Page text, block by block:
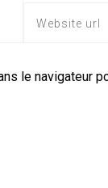
le navigateur